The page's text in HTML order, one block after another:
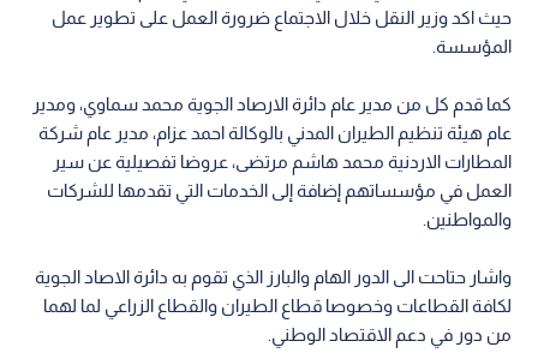
حيث اكد وزير النقل خلال الاجتماع ضرورة العمل على تطوير عمل
المؤسسة.
كما قدم كل من مدير عام دائرة الارصاد الجوية محمد سماوي، ومدير
عام هيئة تنظيم الطيران المدني بالوكالة احمد عزام، مدير عام شركة
المطارات الاردنية محمد هاشم مرتضى، عروضا تفصيلية عن سير
العمل في مؤسساتهم إضافة إلى الخدمات التي تقدمها للشركات
والمواطنين.
واشار حتاحت الى الدور الهام والبارز الذي تقوم به دائرة الاصاد الجوية
لكافة القطاعات وخصوصا قطاع الطيران والقطاع الزراعي لما لهما
من دور في دعم الاقتصاد الوطني.